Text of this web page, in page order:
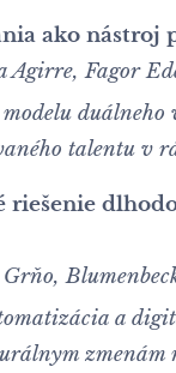
ako nástroj
Agirre, Fagor
talentu v
riešenie
a
zmenám